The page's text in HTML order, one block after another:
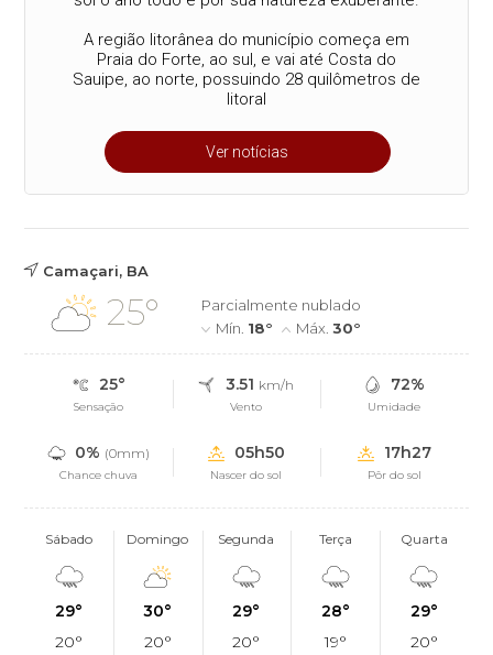
A região litorânea do município começa em
Praia do Forte, ao sul, e vai até Costa do
Sauipe, ao norte, possuindo 28 quilômetros de
litoral
Ver notícias
Camaçari, BA
25°
Parcialmente nublado
Mín. 18° Máx.30°
25°
Sensação
3.51 km/h
Vento
72%
Umidade
0% (0mm)
Chance chuva
05h50
Nascer do sol
17h27
Pôr do sol
Sábado
29°
20°
Domingo
30°
20°
Segunda
29°
20°
Terça
28°
19°
Quarta
29°
20°